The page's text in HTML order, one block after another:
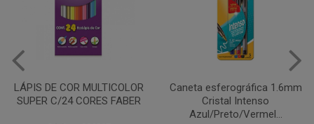
Caneta esferográfica 1.6mm
Cristal Intenso
COLA EM BASTÃO 40G - LEO
& LEO